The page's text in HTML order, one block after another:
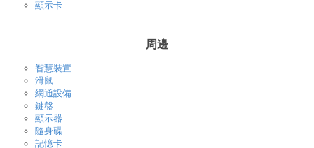
顯示卡
周邊
智慧裝置
滑鼠
網通設備
鍵盤
顯示器
隨身碟
記憶卡